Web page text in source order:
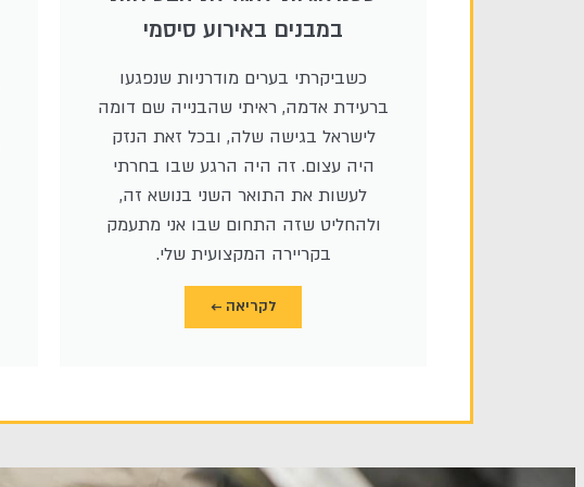
במבנים באירוע סיסמי
כשביקרתי בערים מודרניות שנפגעו
ברעידת אדמה, ראיתי שהבנייה שם דומה
לישראל בגישה שלה, ובכל זאת הנזק
היה עצום. זה היה הרגע שבו בחרתי
לעשות את התואר השני בנושא זה,
ולהחליט שזה התחום שבו אני מתעמק
בקריירה המקצועית שלי.
לקריאה ←